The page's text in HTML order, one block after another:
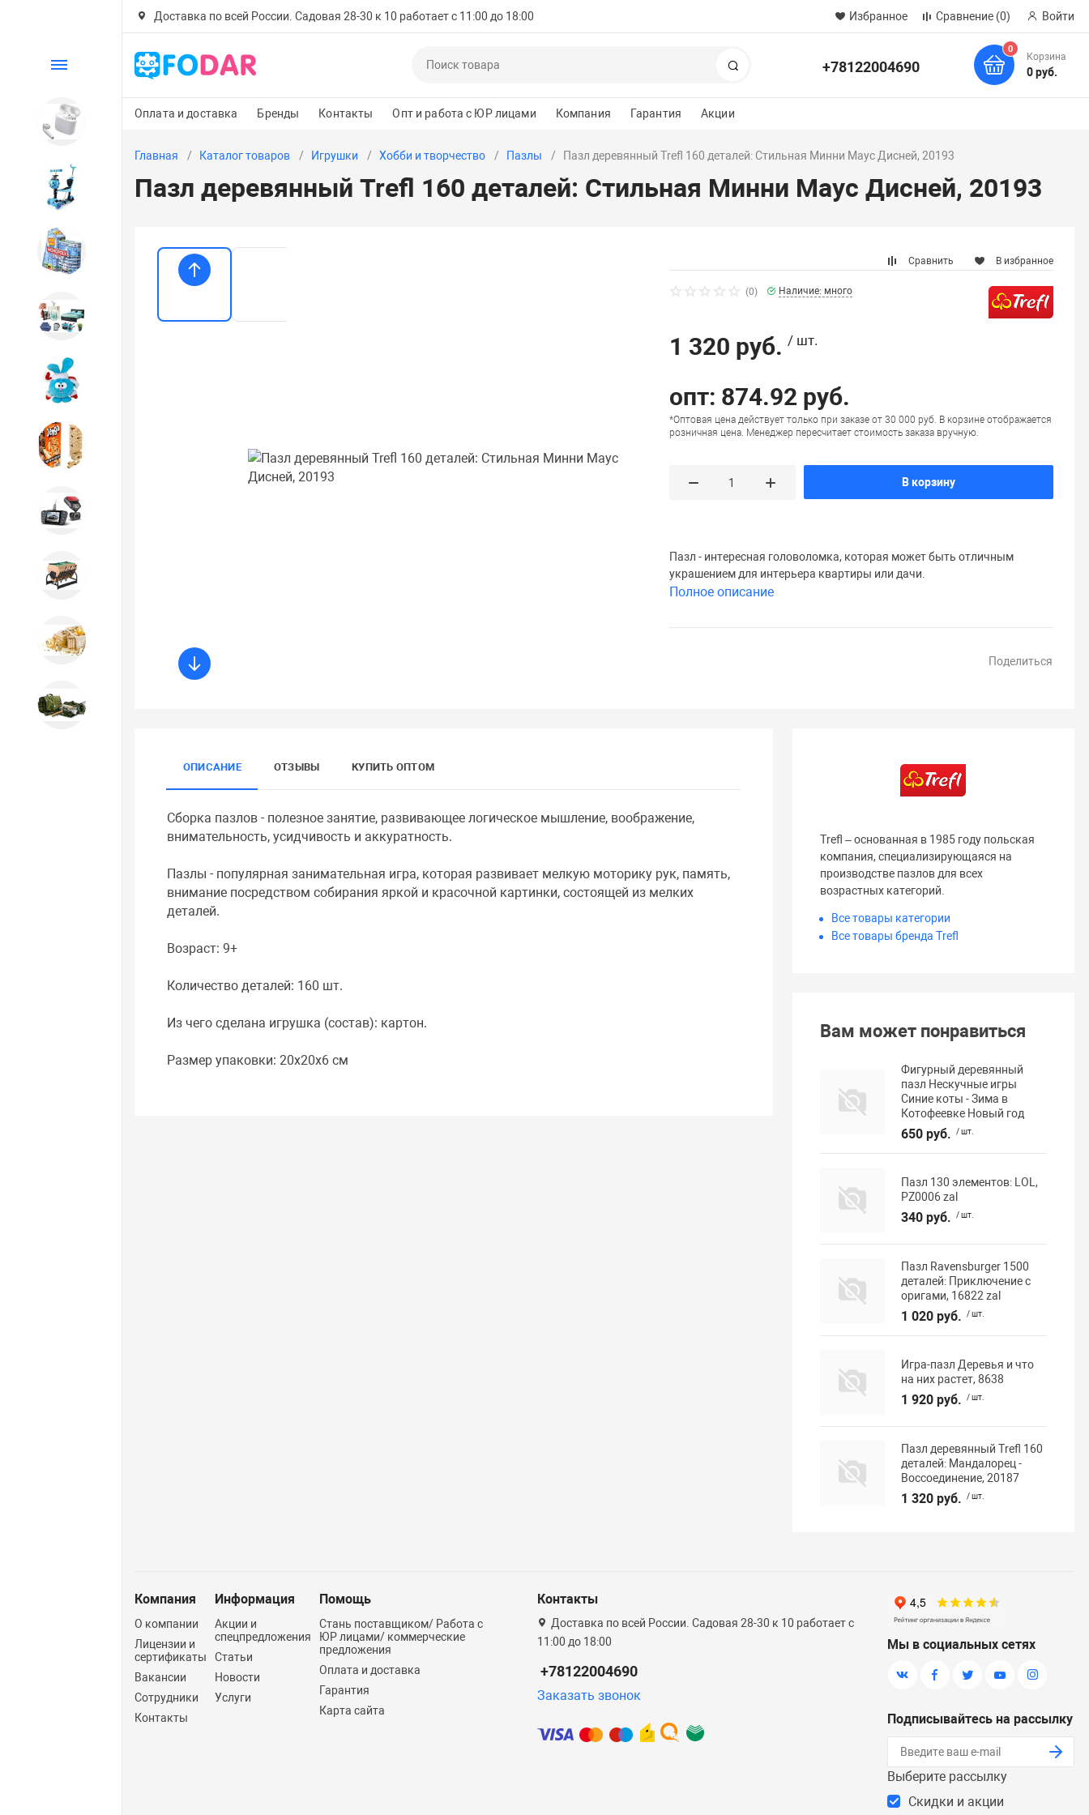
Доставка по всей России. Садовая 28-30 к 10 работает с 11:00 до 18:00 Избранное Сравнение (0) Войти
+78122004690
0
Корзина
0 руб.
Оплата и доставка Бренды Контакты Опт и работа с ЮР лицами Компания Гарантия Акции
Каталог
Электроника
Детский транспорт
Настольные игры
Дом и сад
Главная Каталог товаров Игрушки Хобби и творчество Пазлы Пазл деревянный Trefl 160 деталей: Стильная Минни Маус Дисней, 20193
Пазл деревянный Trefl 160 деталей: Стильная Минни Маус Дисней, 20193
Сравнить В избранное
(0) Наличие: много
1 320 руб. / шт.
опт: 874.92 руб.
*Оптовая цена действует только при заказе от 30 000 руб. В корзине отображается
розничная цена. Менеджер пересчитает стоимость заказа вручную.
В корзину
Пазл - интересная головоломка, которая может быть отличным
украшением для интерьера квартиры или дачи.
Полное описание
Поделиться
ОПИСАНИЕ ОТЗЫВЫ КУПИТЬ ОПТОМ
Сборка пазлов - полезное занятие, развивающее логическое мышление, воображение,
внимательность, усидчивость и аккуратность.
Пазлы - популярная занимательная игра, которая развивает мелкую моторику рук, память,
внимание посредством собирания яркой и красочной картинки, состоящей из мелких
деталей.
Возраст: 9+
Количество деталей: 160 шт.
Из чего сделана игрушка (состав): картон.
Размер упаковки: 20x20x6 см
Trefl – основанная в 1985 году польская
компания, специализирующаяся на
производстве пазлов для всех
возрастных категорий.
Все товары категории
Все товары бренда Trefl
Вам может понравиться
Фигурный деревянный
пазл Нескучные игры
Синие коты - Зима в
Котофеевке Новый год
650 руб. / шт.
Пазл 130 элементов: LOL,
PZ0006 zal
340 руб. / шт.
Пазл Ravensburger 1500
деталей: Приключение с
оригами, 16822 zal
1 020 руб. / шт.
Игра-пазл Деревья и что
на них растет, 8638
1 920 руб. / шт.
Пазл деревянный Trefl 160
деталей: Мандалорец -
Воссоединение, 20187
1 320 руб. / шт.
Компания
О компании
Лицензии и
сертификаты
Вакансии
Сотрудники
Контакты
Информация
Акции и
спецпредложения
Статьи
Новости
Услуги
Помощь
Стань поставщиком/ Работа с
ЮР лицами/ коммерческие
предложения
Оплата и доставка
Гарантия
Карта сайта
Контакты
Доставка по всей России. Садовая 28-30 к 10 работает с
11:00 до 18:00
+78122004690
Заказать звонок
Мы в социальных сетях
Подписывайтесь на рассылку
Выберите рассылку
Скидки и акции